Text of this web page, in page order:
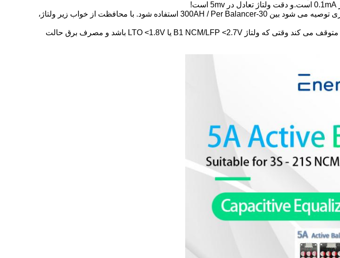
3. جریان بی حرکت حدود 12mA است و ظرفیت باتری توصیه می شود بین 30-300AH / Per Balancer استفاده شود. با محافظت از خواب زیر ولتاژ،
برابر کننده به طور خودکار وارد حالت خواب شدن را متوقف می کند وقتی که ولتاژ B1 NCM/LFP <2.7V یا LTO <1.8V باشد و مصرف برق حالت